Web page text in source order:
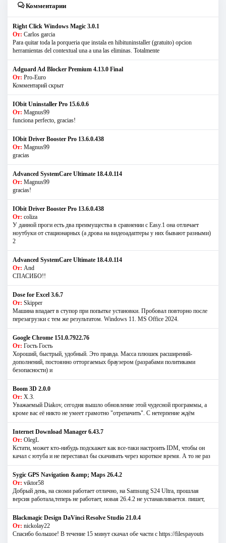
Комментарии
Right Click Windows Magic 3.0.1
От: Carlos garcia
Para quitar toda la porqueria que instala en hibituninstaller (gratuito) opcion
herramientas del contextual una a una las eliminas. Totalmente
Adguard Ad Blocker Premium 4.13.0 Final
От: Pro-Euro
Комментарий скрыт
IObit Uninstaller Pro 15.6.0.6
От: Magnus99
funciona perfecto, gracias!
IObit Driver Booster Pro 13.6.0.438
От: Magnus99
gracias
Advanced SystemCare Ultimate 18.4.0.114
От: Magnus99
gracias!
IObit Driver Booster Pro 13.6.0.438
От: coliza
У данной проги есть два преимущества в сравнении с Easy.1 она отличает
ноутбуки от стационарных (а дрова на видеоадаптеры у них бывают разными)
2
Advanced SystemCare Ultimate 18.4.0.114
От: And
СПАСИБО!!
Dose for Excel 3.6.7
От: Skipper
Машина впадает в ступор при попытке установки. Пробовал повторно после
перезагрузки с тем же результатом. Windows 11. MS Offiсe 2024.
Google Chrome 151.0.7922.76
От: Гость Гость
Хороший, быстрый, удобный. Это правда. Масса плюшек расширений-
дополнений, постоянно отторгаемых браузером (разрабами политиками
безопасности) и
Boom 3D 2.0.0
От: Х.З.
Уважаемый Diakov, сегодня вышло обновление этой чудесной программы, а
кроме вас её никто не умеет грамотно "отрепачить". С нетерпение ждём
Internet Download Manager 6.43.7
От: OlegL
Кстати, может кто-нибудь подскажет как все-таки настроить IDM, чтобы он
качал с ютуба и не переставал бы скачивать через короткое время. А то не раз
Sygic GPS Navigation &amp; Maps 26.4.2
От: viktor58
Добрый день, на сяоми работает отлично, на Samsung S24 Ultra, прошлая
версия работала,теперь не работает, новая 26.4.2 не устанавливается. пишет,
Blackmagic Design DaVinci Resolve Studio 21.0.4
От: nickolay22
Спасибо большое! В течение 15 минут скачал обе части с https://filespayouts